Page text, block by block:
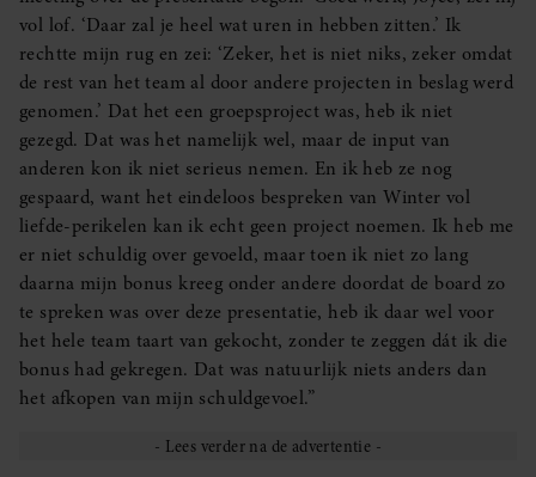
vol lof. ‘Daar zal je heel wat uren in hebben zitten.’ Ik
rechtte mijn rug en zei: ‘Zeker, het is niet niks, zeker omdat
de rest van het team al door andere projecten in beslag werd
genomen.’ Dat het een groepsproject was, heb ik niet
gezegd. Dat was het namelijk wel, maar de input van
anderen kon ik niet serieus nemen. En ik heb ze nog
gespaard, want het eindeloos bespreken van Winter vol
liefde-perikelen kan ik echt geen project noemen. Ik heb me
er niet schuldig over gevoeld, maar toen ik niet zo lang
daarna mijn bonus kreeg onder andere doordat de board zo
te spreken was over deze presentatie, heb ik daar wel voor
het hele team taart van gekocht, zonder te zeggen dát ik die
bonus had gekregen. Dat was natuurlijk niets anders dan
het afkopen van mijn schuldgevoel.”